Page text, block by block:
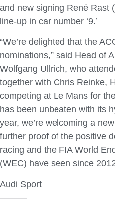
and new signing René Rast
line-up in car number ‘9.’
“We’re delighted that the
nominations,” said Head of
Wolfgang Ullrich, who
together with Chris Reinke,
competing at Le Mans for
has been unbeaten with its
year, we’re welcoming a
further proof of the positive
racing and the FIA World
(WEC) have seen since
Audi Sport